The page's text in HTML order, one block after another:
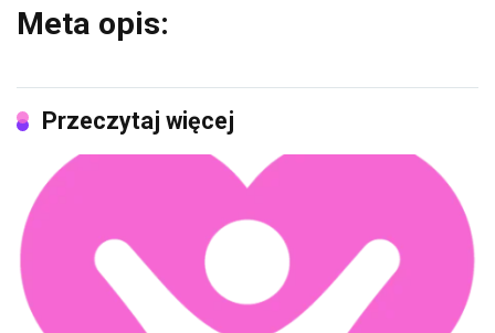
Meta opis:
Przeczytaj więcej